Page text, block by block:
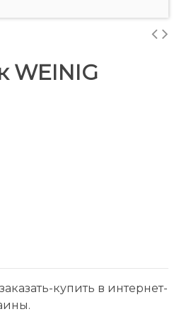
WEINIG
купить в интернет-